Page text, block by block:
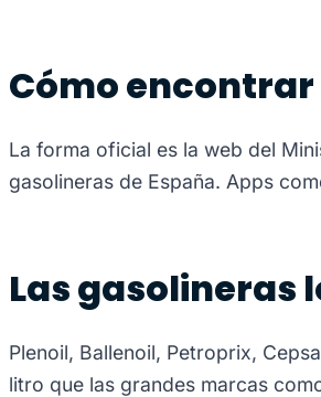
Cómo
La forma oficial es la web del
gasolineras de España. Apps
Las gasolineras
Plenoil, Ballenoil, Petroprix,
litro que las grandes marcas